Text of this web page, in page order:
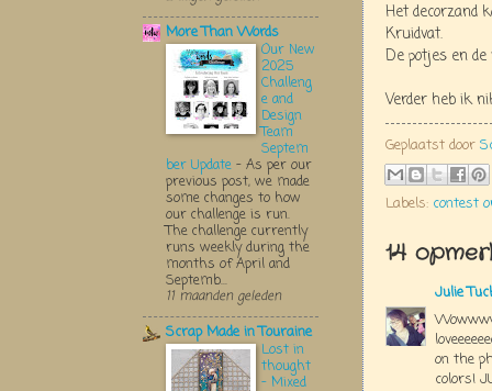
Het decorzand
Kruidvat.
De potjes en
Verder heb ik
Geplaatst door
Labels: contest
14
Julie
on the
colors!
More Than Words
Our New
2025
Challeng
e and
Design
Team
Septem
ber Update - As per our
previous post, we made
some changes to how
our challenge is run.
The challenge currently
runs weekly during the
months of April and
Septemb...
11 maanden geleden
Scrap Made in Touraine
Lost in
thought
- Mixed